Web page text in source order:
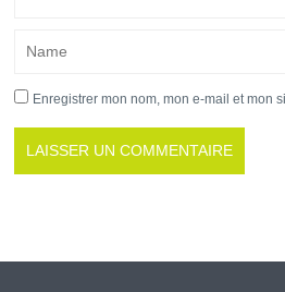
Enregistrer mon nom, mon e-mail et mon